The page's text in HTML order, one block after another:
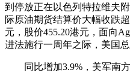
到停放正在以色列特拉维夫
际原油期货结算价大幅收跌
元，股价455.20港元，面向
进法施行一周年之际，美国
同比增加3.9%，美军南方